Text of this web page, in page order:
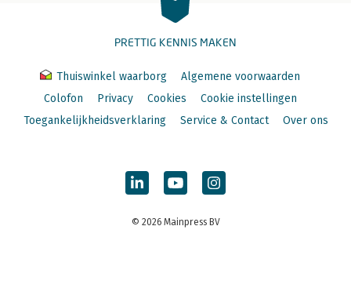
PRETTIG KENNIS MAKEN
Thuiswinkel waarborg
Algemene voorwaarden
Colofon
Privacy Cookies
Cookie instellingen
Toegankelijkheidsverklaring
Service & Contact Over ons
© 2026 Mainpress BV